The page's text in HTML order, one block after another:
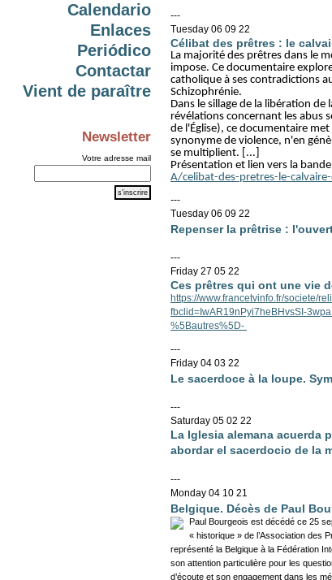
Calendario
Enlaces
Periódico
Contactar
Vient de paraître
Newsletter
Votre adresse mail
---
Tuesday 06 09 22
Célibat des prêtres : le
La majorité des prêtres dans le
impose. Ce documentaire
catholique à ses contradictions
Schizophrénie.
Dans le sillage de la libération
révélations concernant les abus
de l'Église), ce documentaire
synonyme de violence, n'en
se multiplient. [...]
Présentation et lien vers la
A/celibat-des-pretres-le-
---
Tuesday 06 09 22
Repenser la prêtrise :
---
Friday 27 05 22
Ces prêtres qui ont une vie
https://www.francetvinfo.fr/societe/
fbclid=IwAR19nPyi7heBHvsSI-
%5Bautres%5D-
---
Friday 04 03 22
Le sacerdoce à la loupe.
---
Saturday 05 02 22
La Iglesia alemana acuerda
abordar el sacerdocio de la
---
Monday 04 10 21
Belgique. Décès de Paul
Paul Bourgeois est décédé ce 25
« historique » de l’Association des
représenté la Belgique à la Fédération
son attention particulière pour les
d’écoute et son engagement dans les